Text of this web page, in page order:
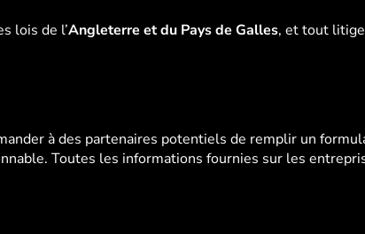
lois de l’Angleterre et du Pays de Galles, et tout
à des partenaires potentiels de remplir un
Toutes les informations fournies sur les